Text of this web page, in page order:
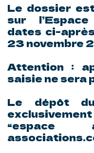
Le dossier
sur
dates ci-
23 novembre
Attention :
saisie ne sera
Le dépôt
“espace